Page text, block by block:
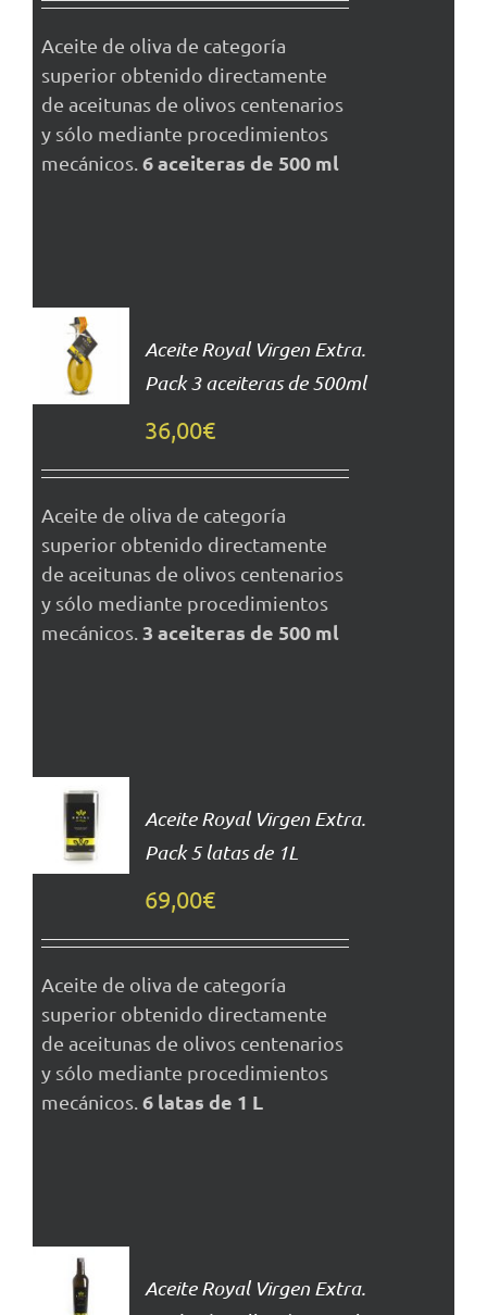
Aceite de oliva de categoría
superior obtenido directamente
de aceitunas de olivos centenarios
y sólo mediante procedimientos
mecánicos. 6 aceiteras de 500 ml
AÑADIR
AL
CARRITOAceite Royal Virgen Extra.
Pack 3 aceiteras de 500ml
36,00€
Aceite de oliva de categoría
superior obtenido directamente
de aceitunas de olivos centenarios
y sólo mediante procedimientos
mecánicos. 3 aceiteras de 500 ml
AÑADIR
AL
CARRITOAceite Royal Virgen Extra.
Pack 5 latas de 1L
69,00€
Aceite de oliva de categoría
superior obtenido directamente
de aceitunas de olivos centenarios
y sólo mediante procedimientos
mecánicos. 6 latas de 1 L
AÑADIR
AL
CARRITOAceite Royal Virgen Extra.